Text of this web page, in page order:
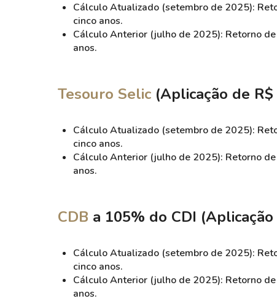
Cálculo Atualizado (setembro de 2025):
cinco anos.
Cálculo Anterior (julho de 2025): Retorno
anos.
Tesouro Selic (Aplicação de
Cálculo Atualizado (setembro de 2025):
cinco anos.
Cálculo Anterior (julho de 2025): Retorno
anos.
CDB a 105% do CDI
Cálculo Atualizado (setembro de 2025):
cinco anos.
Cálculo Anterior (julho de 2025): Retorno
anos.